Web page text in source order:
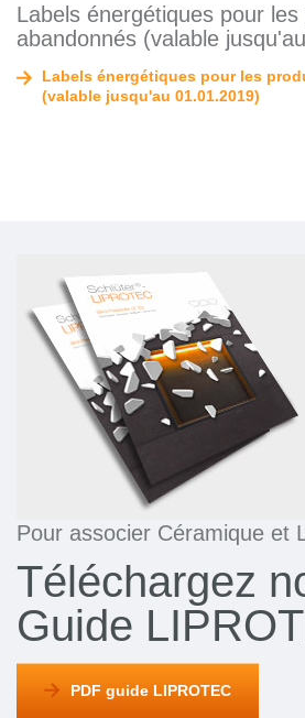
Labels énergétiques pour les
abandonnés (valable
Labels énergétiques pour les
(valable jusqu'au 01.01.2019)
Pour associer Céramique et
Téléchargez
Guide
PDF guide LIPROTEC